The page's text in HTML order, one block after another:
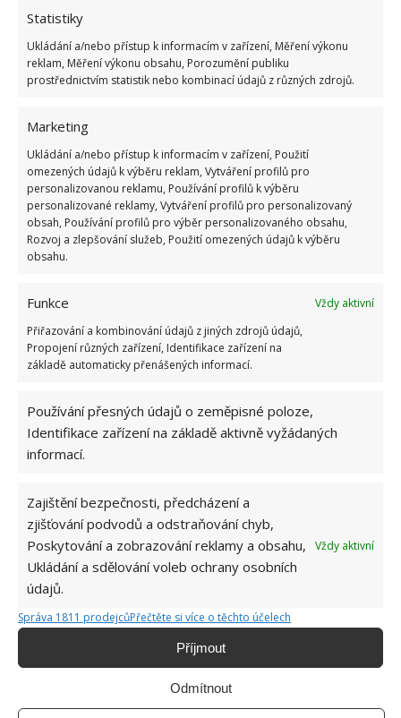
Statistiky
Ukládání a/nebo přístup k informacím v zařízení, Měření výkonu
reklam, Měření výkonu obsahu, Porozumění publiku
prostřednictvím statistik nebo kombinací údajů z různých zdrojů.
Marketing
Ukládání a/nebo přístup k informacím v zařízení, Použití
omezených údajů k výběru reklam, Vytváření profilů pro
personalizovanou reklamu, Používání profilů k výběru
personalizované reklamy, Vytváření profilů pro personalizovaný
obsah, Používání profilů pro výběr personalizovaného obsahu,
Rozvoj a zlepšování služeb, Použití omezených údajů k výběru
obsahu.
Funkce
Vždy aktivní
Přiřazování a kombinování údajů z jiných zdrojů údajů,
Propojení různých zařízení, Identifikace zařízení na
základě automaticky přenášených informací.
Používání přesných údajů o zeměpisné poloze,
Identifikace zařízení na základě aktivně vyžádaných
informací.
Zajištění bezpečnosti, předcházení a
zjišťování podvodů a odstraňování chyb,
Poskytování a zobrazování reklamy a obsahu,
Ukládání a sdělování voleb ochrany osobních
údajů.
Vždy aktivní
Správa 1811 prodejcůPřečtěte si více o těchto účelech
Příjmout
Odmítnout
TRÁVNÍK
Přidejte svůj názor
Hana Musilová
přidala během svých studií a práce
redaktorky ji tak nadchla, že se
rozhodla zůstat. Její v...
autorovi]